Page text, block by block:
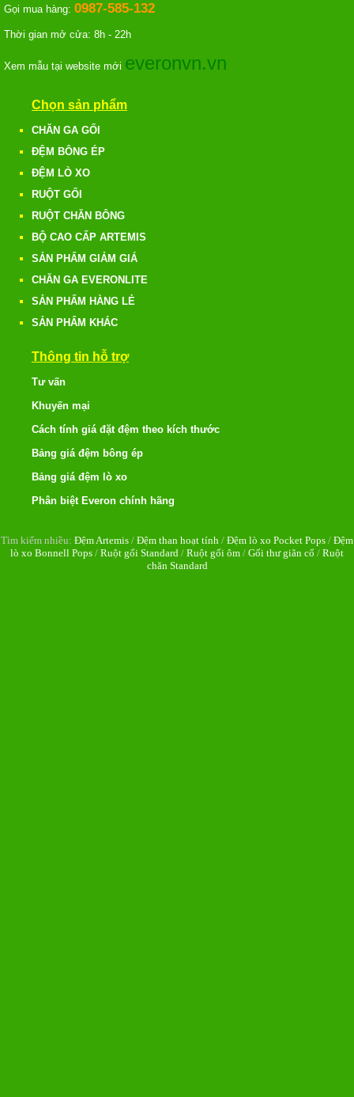
Gọi mua hàng: 0987-585-132
Thời gian mở cửa: 8h - 22h
Xem mẫu tại website mới everonvn.vn
Chọn sản phẩm
CHĂN GA GỐI
ĐỆM BÔNG ÉP
ĐỆM LÒ XO
RUỘT GỐI
RUỘT CHĂN BÔNG
BỘ CAO CẤP ARTEMIS
SẢN PHẨM GIẢM GIÁ
CHĂN GA EVERONLITE
SẢN PHẨM HÀNG LẺ
SẢN PHẨM KHÁC
Thông tin hỗ trợ
Tư vấn
Khuyến mại
Cách tính giá đặt đệm theo kích thước
Bảng giá đệm bông ép
Bảng giá đệm lò xo
Phân biệt Everon chính hãng
Tìm kiếm nhiều: Đệm Artemis / Đệm than hoạt tính / Đệm lò xo Pocket Pops / Đệm
lò xo Bonnell Pops / Ruột gối Standard / Ruột gối ôm / Gối thư giãn cổ / Ruột
chăn Standard